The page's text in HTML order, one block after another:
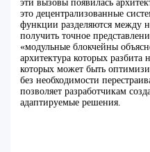
эти вызовы появилась
это децентрализованные
функции разделяются между
получить точное
«модульные блокчейны
архитектура которых
которых может быть
без необходимости
позволяет разработчикам
адаптируемые решения.